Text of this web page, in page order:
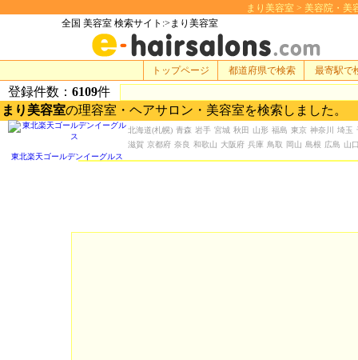
まり美容室 > 美容院・美
全国 美容室 検索サイト:>まり美容室
登録件数： 6109件
まり美容室の理容室・ヘアサロン・美容室を検索しました。
北海道(札幌) 青森 岩手 宮城 秋田 山形 福島 東京 神奈川 埼玉
滋賀 京都府 奈良 和歌山 大阪府 兵庫 鳥取 岡山 島根 広島 山
トップページ 都道府県で検索 最寄駅で
東北楽天ゴールデンイーグルス